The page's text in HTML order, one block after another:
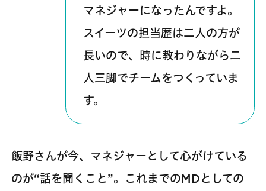
マネジャーになったんですよ。
スイーツの担当歴は二人の方が
長いので、時に教わりながら二
人三脚でチームをつくっていま
す。
飯野さんが今、マネジャーとして心がけている
のが“話を聞くこと”。これまでのMDとしての